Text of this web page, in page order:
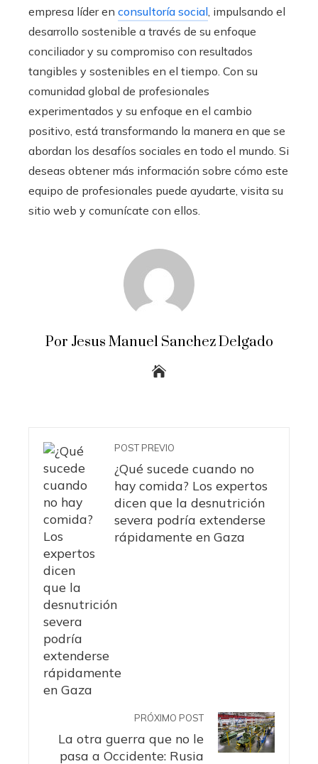
empresa líder en consultoría social, impulsando el
desarrollo sostenible a través de su enfoque
conciliador y su compromiso con resultados
tangibles y sostenibles en el tiempo. Con su
comunidad global de profesionales
experimentados y su enfoque en el cambio
positivo, está transformando la manera en que se
abordan los desafíos sociales en todo el mundo. Si
deseas obtener más información sobre cómo este
equipo de profesionales puede ayudarte, visita su
sitio web y comunícate con ellos.
Por Jesus Manuel Sanchez Delgado
POST PREVIO
¿Qué sucede cuando no
hay comida? Los expertos
dicen que la desnutrición
severa podría extenderse
rápidamente en Gaza
PRÓXIMO POST
La otra guerra que no le
pasa a Occidente: Rusia